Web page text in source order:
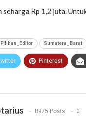
Rp 1,2 juta.
Pilihan_Editor Sumatera_Barat
Pinterest
8975 Posts 0